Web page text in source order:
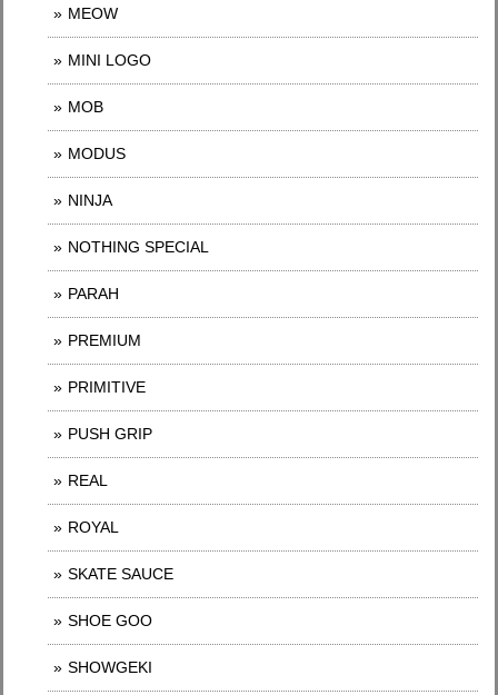
MEOW
MINI LOGO
MOB
MODUS
NINJA
NOTHING SPECIAL
PARAH
PREMIUM
PRIMITIVE
PUSH GRIP
REAL
ROYAL
SKATE SAUCE
SHOE GOO
SHOWGEKI